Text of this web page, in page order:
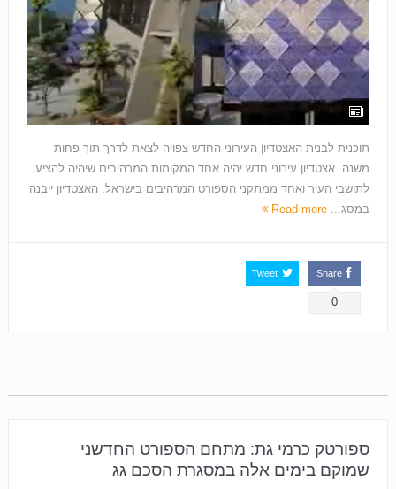
תוכנית לבנית האצטדיון העירוני החדש צפויה לצאת לדרך תוך פחות
משנה. אצטדיון עירוני חדש יהיה אחד המקומות המרהיבים שיהיה להציע
לתושבי העיר ואחד ממתקני הספורט המרהיבים בישראל. האצטדיון ייבנה
במסג... Read more
Share
0
Tweet
ספורטק כרמי גת: מתחם הספורט החדשני
שמוקם בימים אלה במסגרת הסכם גג